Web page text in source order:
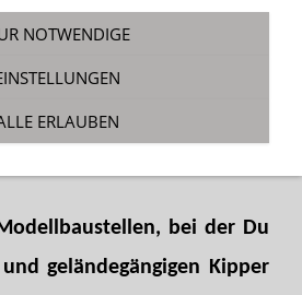
»Modelle
bei der Du
geländegängigen Kipper
NOTWENDIGE
ERLAUBEN